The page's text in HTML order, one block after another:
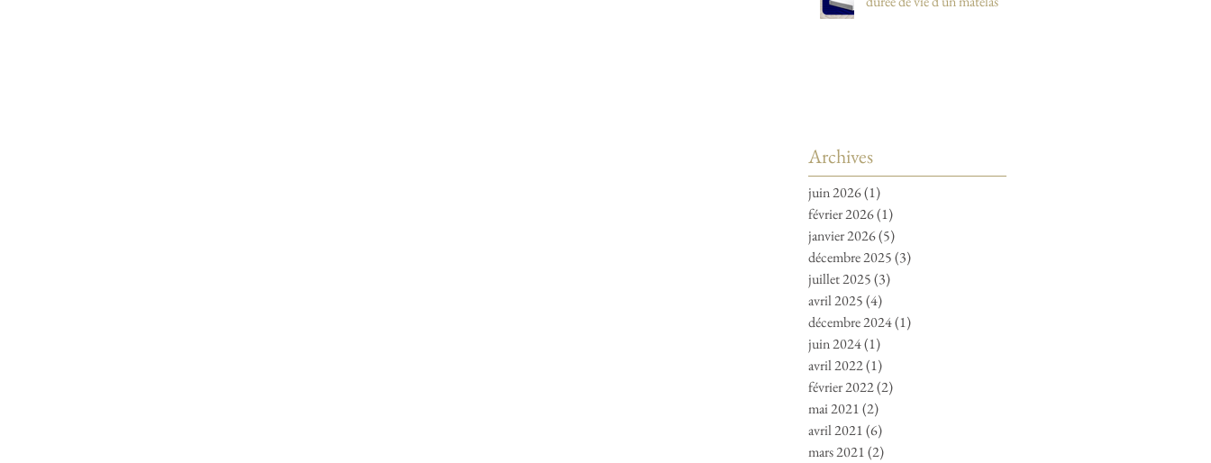
Archives
juin 2026(1)
février 2026(1)
janvier 2026(5)
décembre 2025(3)
juillet 2025(3)
avril 2025(4)
décembre 2024(1)
juin 2024(1)
avril 2022(1)
février 2022(2)
mai 2021(2)
avril 2021(6)
mars 2021(2)